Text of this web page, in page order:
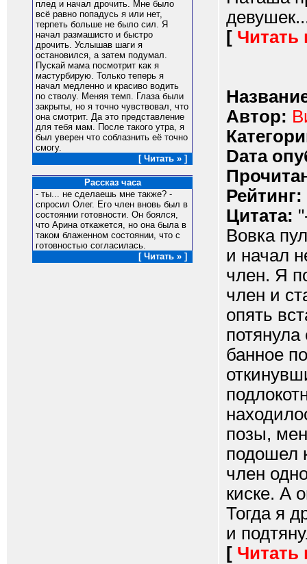
плед и начал дрочить. Мне было
всё равно попадусь я или нет,
терпеть больше не было сил. Я
начал размашисто и быстро
дрочить. Услышав шаги я
остановился, а затем подумал.
Пускай мама посмотрит как я
мастурбирую. Только теперь я
начал медленно и красиво водить
по стволу. Меняя темп. Глаза были
закрыты, но я точно чувствовал, что
она смотрит. Да это представление
для тебя мам. После такого утра, я
был уверен что соблазнить её точно
смогу.
[ Читать » ]
Рассказ часа
- ты... не сделаешь мне также? -
спросил Олег. Его член вновь был в
состоянии готовности. Он боялся,
что Арина откажется, но она была в
таком блаженном состоянии, что с
готовностью согласилась.
[ Читать » ]
[ Читать
Автор:
Dата
Рейтинг:
Цитата:
Вовка
и начал
член. Я
член и
опять
потянула
банное
позы,
подошел
член
киске. А
Тогда я
и
[ Читать